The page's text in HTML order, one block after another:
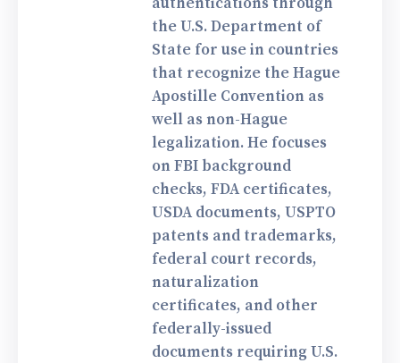
the U.S. Department of
State for use in countries
that recognize the Hague
Apostille Convention as
well as non-Hague
legalization. He focuses
on FBI background
checks, FDA certificates,
USDA documents, USPTO
patents and trademarks,
federal court records,
naturalization
certificates, and other
federally-issued
documents requiring U.S.